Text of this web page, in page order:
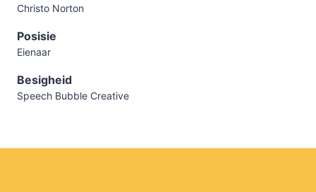
Christo Norton
Posisie
Eienaar
Besigheid
Speech Bubble Creative